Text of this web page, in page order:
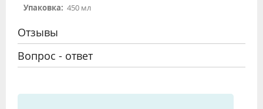
Упаковка: 450 мл
Отзывы
Вопрос - ответ